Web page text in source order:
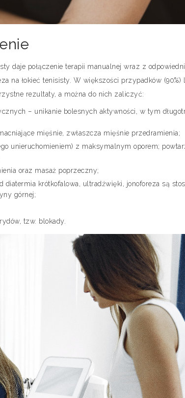
daje połączenie terapii manualnej wraz z
na łokieć tenisisty. W większości przypadków (90%)
rezultaty, a można do nich zaliczyć:
– unikanie bolesnych aktywności, w tym
mięśnie, zwłaszcza mięśnie przedramienia;
unieruchomieniem) z maksymalnym oporem;
oraz masaż poprzeczny;
diatermia krótkofalowa, ultradźwięki, jonoforeza są
górnej;
tzw. blokady.